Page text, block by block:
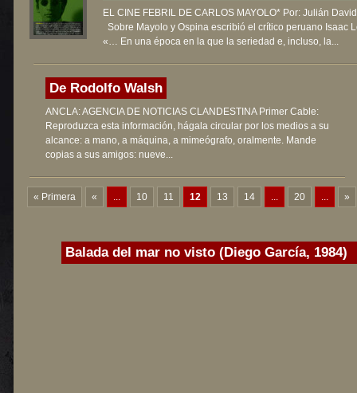
EL CINE FEBRIL DE CARLOS MAYOLO* Por: Julián
Sobre Mayolo y Ospina escribió el crítico peruano Isaac
«… En una época en la que la seriedad e, incluso, la...
De Rodolfo Walsh
ANCLA: AGENCIA DE NOTICIAS CLANDESTINA Primer Cable:
Reproduzca esta información, hágala circular por los medios a su
alcance: a mano, a máquina, a mimeógrafo, oralmente. Mande
copias a sus amigos: nueve...
« Primera « ... 10 11 12 13 14 ... 20 ... »
Balada del mar no visto (Diego García, 1984)